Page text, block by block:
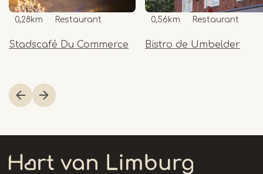
Stadscafé Du Commerce
0,28km Restaurant
Bistro de Umbelder
0,56km Restaurant
1
of